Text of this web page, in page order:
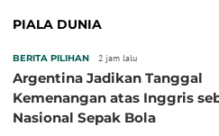
PIALA DUNIA
BERITA PILIHAN 2 jam lalu
Argentina Jadikan Tanggal
Kemenangan atas Inggris
Nasional Sepak Bola